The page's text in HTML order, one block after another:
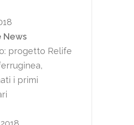
News
progetto Relife
i primi